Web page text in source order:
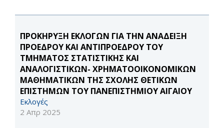
ΠΡΟΚΗΡΥΞΗ ΕΚΛΟΓΩΝ ΓΙΑ ΤΗΝ ΑΝΑΔΕΙΞΗ
ΠΡΟΕΔΡΟΥ ΚΑΙ ΑΝΤΙΠΡΟΕΔΡΟΥ ΤΟΥ
ΤΜΗΜΑΤΟΣ ΣΤΑΤΙΣΤΙΚΗΣ ΚΑΙ
ΑΝΑΛΟΓΙΣΤΙΚΩΝ- ΧΡΗΜΑΤΟΟΙΚΟΝΟΜΙΚΩΝ
ΜΑΘΗΜΑΤΙΚΩΝ ΤΗΣ ΣΧΟΛΗΣ ΘΕΤΙΚΩΝ
ΕΠΙΣΤΗΜΩΝ ΤΟΥ ΠΑΝΕΠΙΣΤΗΜΙΟΥ ΑΙΓΑΙΟΥ
Εκλογές
2 Απρ 2025